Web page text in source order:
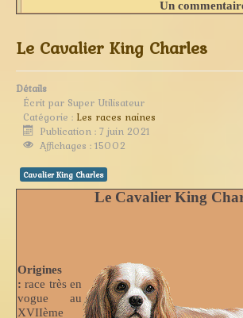
Un
Le Cavalier King Charles
Détails
Écrit par Super Utilisateur
Catégorie : Les races naines
Publication : 7 juin 2021
Affichages : 15002
Cavalier King Charles
Le Cavalier King
Origines
: race très en
vogue au
XVIIème